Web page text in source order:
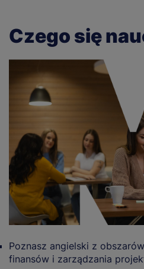
Czego się
Poznasz angielski z
finansów i zarządzania